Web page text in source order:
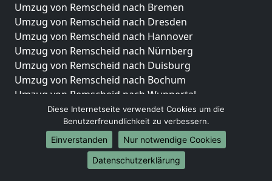
Umzug von Remscheid nach Bremen
Umzug von Remscheid nach Dresden
Umzug von Remscheid nach Hannover
Umzug von Remscheid nach Nürnberg
Umzug von Remscheid nach Duisburg
Umzug von Remscheid nach Bochum
Umzug von Remscheid nach Wuppertal
Umzug von Remscheid nach Bielefeld
Umzug von Remscheid nach Bonn
Umzug von Remscheid nach Münster
Internationale-Umzüge
Diese Internetseite verwendet Cookies um die
Benutzerfreundlichkeit zu verbessern.
Einverstanden
Nur notwendige Cookies
Datenschutzerklärung